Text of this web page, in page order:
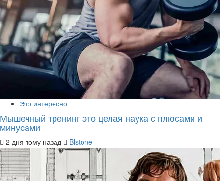
Это интересно
Мышечный тренинг это целая наука с плюсами и
минусами
2 дня тому назад Blstone